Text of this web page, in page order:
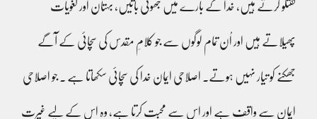
گفتگو کرتے ہیں، خدا کے بارے میں جھوٹی باتیں، بہتان اور لغویات
پھیلاتے ہیں اور اُن تمام لوگوں سے جو کلامِ مقدس کی سچائی کے آگے
جھکنے کو تیار نہیں ہوتے۔ اصلاحی ایمان خدا کی سچائی سکھاتا ہے ۔ جو اصلاحی
ایمان سے واقف ہے اور اس سے محبت کرتا ہے، وہ اس کے لیے غیرت